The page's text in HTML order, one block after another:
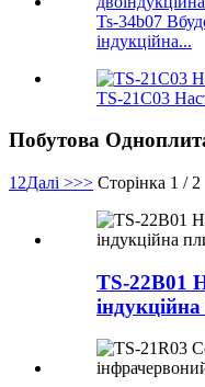
Ts-34b07
індукційна...
TS-21C03
Побутова
1 2Далі >>> Сторінка 1 / 2
TS-22B01